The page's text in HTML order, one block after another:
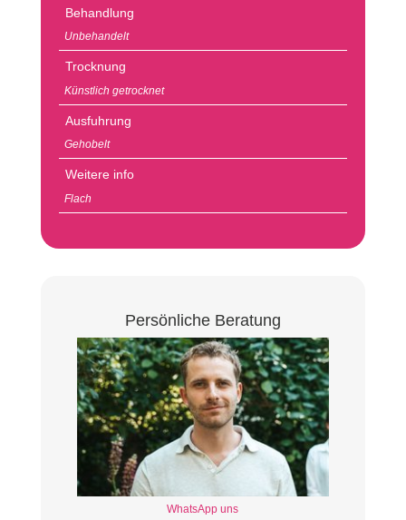
Behandlung
Unbehandelt
Trocknung
Künstlich getrocknet
Ausfuhrung
Gehobelt
Weitere info
Flach
Persönliche Beratung
WhatsApp uns